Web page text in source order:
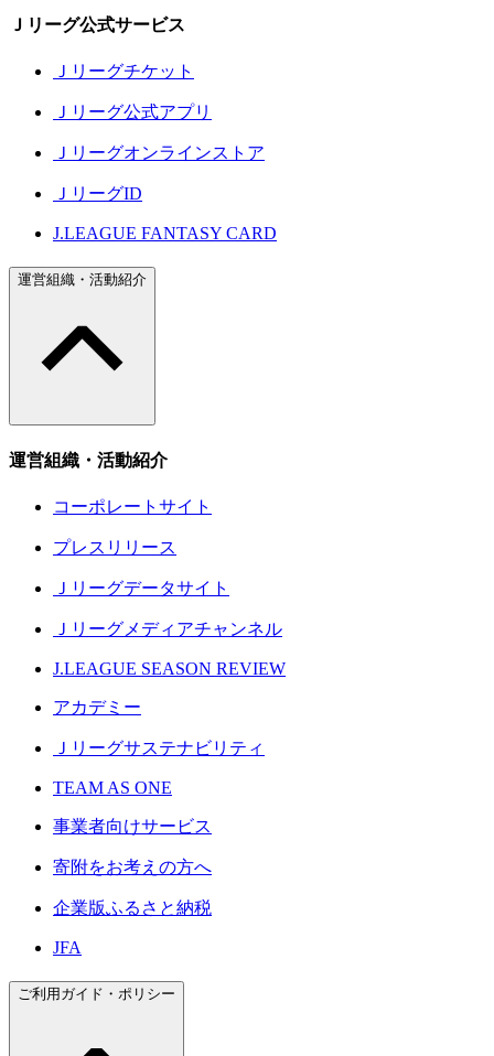
Ｊリーグ公式サービス
Ｊリーグチケット
Ｊリーグ公式アプリ
Ｊリーグオンラインストア
ＪリーグID
J.LEAGUE FANTASY CARD
運営組織・活動紹介
運営組織・活動紹介
コーポレートサイト
プレスリリース
Ｊリーグデータサイト
Ｊリーグメディアチャンネル
J.LEAGUE SEASON REVIEW
アカデミー
Ｊリーグサステナビリティ
TEAM AS ONE
事業者向けサービス
寄附をお考えの方へ
企業版ふるさと納税
JFA
ご利用ガイド・ポリシー